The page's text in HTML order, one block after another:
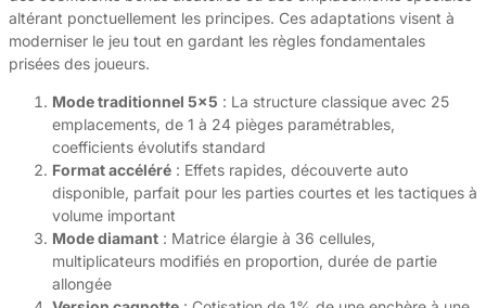
altérant ponctuellement les principes. Ces adaptations visent à
moderniser le jeu tout en gardant les règles fondamentales
prisées des joueurs.
Mode traditionnel 5×5 : La structure classique avec 25
emplacements, de 1 à 24 pièges paramétrables,
coefficients évolutifs standard
Format accéléré : Effets rapides, découverte auto
disponible, parfait pour les parties courtes et les tactiques à
volume important
Mode diamant : Matrice élargie à 36 cellules,
multiplicateurs modifiés en proportion, durée de partie
allongée